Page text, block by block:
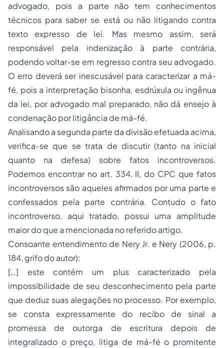
advogado, pois a parte não tem conhecimentos
técnicos para saber se está ou não litigando contra
texto expresso de lei. Mas mesmo assim, será
responsável pela indenização à parte contrária,
podendo voltar-se em regresso contra seu advogado.
O erro deverá ser inescusável para caracterizar a má-
fé, pois a interpretação bisonha, esdrúxula ou ingênua
da lei, por advogado mal preparado, não dá ensejo à
condenação por litigância de má-fé.
Analisando a segunda parte da divisão efetuada acima,
verifica-se que se trata de discutir (tanto na inicial
quanto na defesa) sobre fatos incontroversos.
Podemos encontrar no art. 334, II, do CPC que fatos
incontroversos são aqueles afirmados por uma parte e
confessados pela parte contrária. Contudo o fato
incontroverso, aqui tratado, possui uma amplitude
maior do que a mencionada no referido artigo.
Consoante entendimento de Nery Jr. e Nery (2006, p.
184, grifo do autor):
[…] este contém um plus caracterizado pela
impossibilidade de seu desconhecimento pela parte
que deduz suas alegações no processo. Por exemplo,
se consta expressamente do recibo de sinal a
promessa de outorga de escritura depois de
integralizado o preço, litiga de má-fé o promitente